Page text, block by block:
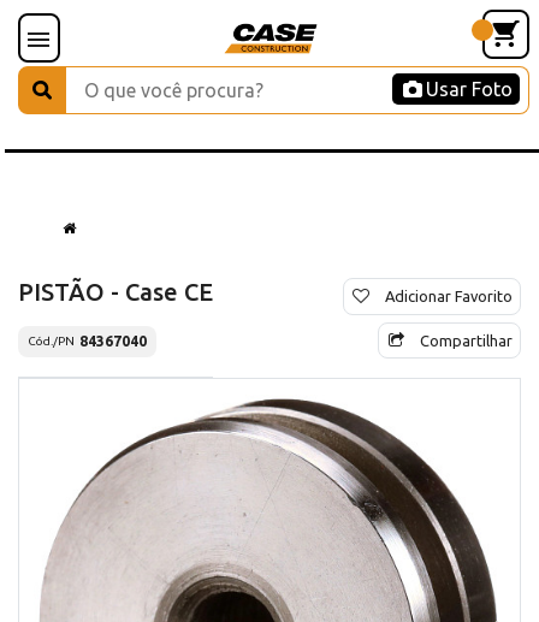
Usar Foto
PISTÃO - Case CE
Cód./PN 84367040
Adicionar Favorito
Compartilhar